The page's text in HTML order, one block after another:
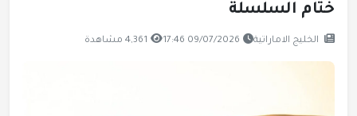
ختام السلسلة
الخليج الاماراتية 09/07/2026 17:46 4,361 مشاهدة